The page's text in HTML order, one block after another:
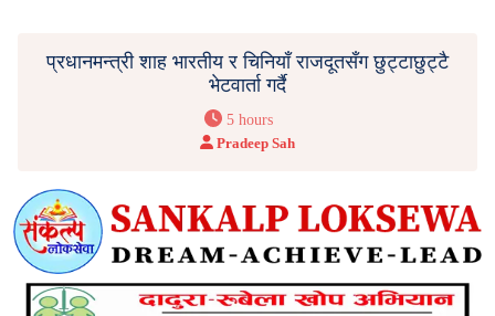
प्रधानमन्त्री शाह भारतीय र चिनियाँ राजदूतसँग छुट्टाछुट्टै
भेटवार्ता गर्दै
5 hours
Pradeep Sah